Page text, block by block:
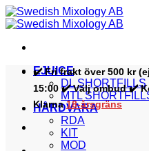
Skip
to
EJUICE
DL SHORTFILLS
MTL
HÅRDVARA
RDA
KIT
MOD
✔️ Fri frakt över 500 kr
15:00 ✔️ Välj ombud ✔️
Klarna18-årsgräns